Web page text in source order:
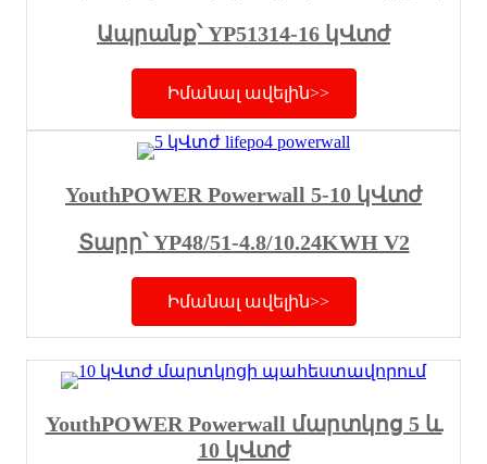
Ապրանք՝ YP51314-16 կՎտժ
Իմանալ ավելին>>
YouthPOWER Powerwall 5-10 կՎտժ
Տարր՝ YP48/51-4.8/10.24KWH V2
Իմանալ ավելին>>
YouthPOWER Powerwall մարտկոց 5 և
10 կՎտժ